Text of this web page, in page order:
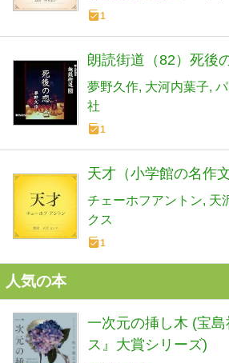
1
朗読街道（82）死後
夢野久作 大河内葉子
社
1
天才（小学館の名作
チェーホフアントン 天
クス
1
人気の本
一次元の挿し木 (宝島
ス』大賞シリーズ)